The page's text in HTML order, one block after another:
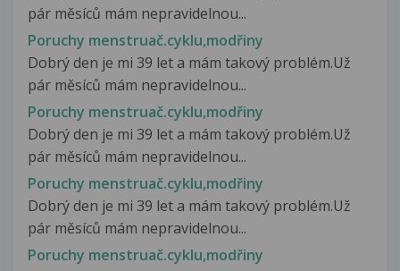
pár měsíců mám nepravidelnou...
Poruchy menstruač.cyklu,modřiny
Dobrý den je mi 39 let a mám takový problém.Už
pár měsíců mám nepravidelnou...
Poruchy menstruač.cyklu,modřiny
Dobrý den je mi 39 let a mám takový problém.Už
pár měsíců mám nepravidelnou...
Poruchy menstruač.cyklu,modřiny
Dobrý den je mi 39 let a mám takový problém.Už
pár měsíců mám nepravidelnou...
Poruchy menstruač.cyklu,modřiny